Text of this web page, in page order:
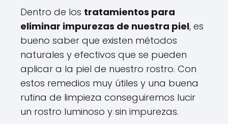
Dentro de los tratamientos para
eliminar impurezas de nuestra piel, es
bueno saber que existen métodos
naturales y efectivos que se pueden
aplicar a la piel de nuestro rostro. Con
estos remedios muy útiles y una buena
rutina de limpieza conseguiremos lucir
un rostro luminoso y sin impurezas.